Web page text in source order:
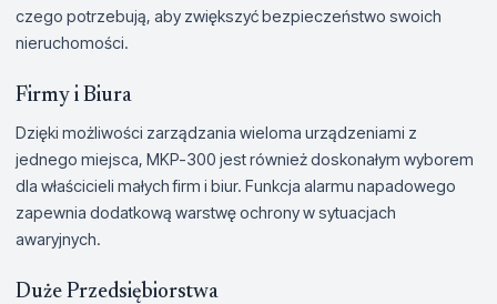
czego potrzebują, aby zwiększyć bezpieczeństwo swoich
nieruchomości.
Firmy i Biura
Dzięki możliwości zarządzania wieloma urządzeniami z
jednego miejsca, MKP-300 jest również doskonałym wyborem
dla właścicieli małych firm i biur. Funkcja alarmu napadowego
zapewnia dodatkową warstwę ochrony w sytuacjach
awaryjnych.
Duże Przedsiębiorstwa